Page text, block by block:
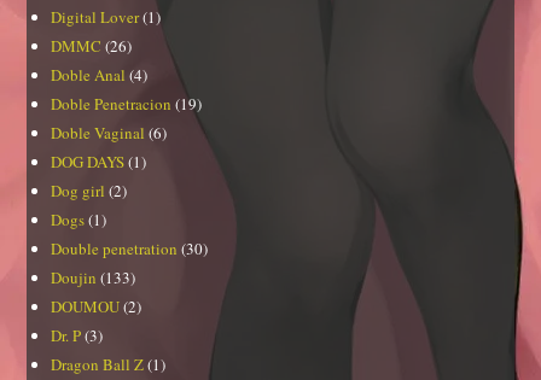
Digital Lover(1)
DMMC (26)
Doble Anal (4)
Doble Penetracion (19)
Doble Vaginal (6)
DOG DAYS(1)
Dog girl (2)
Dogs(1)
Double penetration (30)
Doujin (133)
DOUMOU(2)
Dr. P(3)
Dragon Ball Z(1)